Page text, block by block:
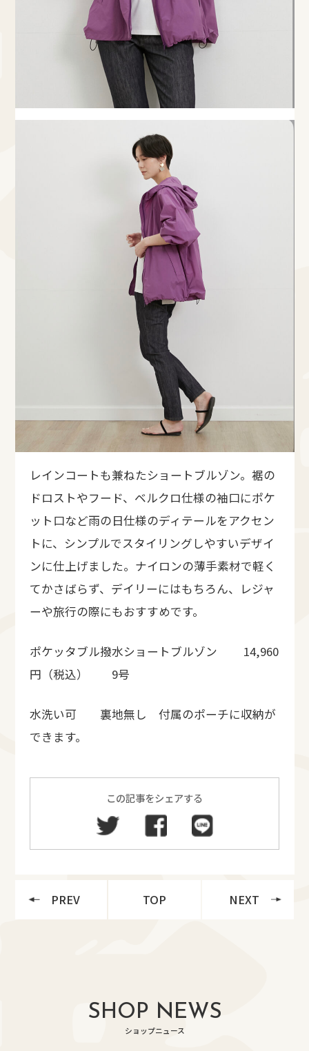
レインコートも兼ねたショートブルゾン。裾の
ドロストやフード、ベルクロ仕様の袖口にポケ
ット口など雨の日仕様のディテールをアクセン
トに、シンプルでスタイリングしやすいデザイ
ンに仕上げました。ナイロンの薄手素材で軽く
てかさばらず、デイリーにはもちろん、レジャ
ーや旅行の際にもおすすめです。
ポケッタブル撥水ショートブルゾン 14,960
円（税込） 9号
水洗い可 裏地無し 付属のポーチに収納が
できます。
この記事をシェアする
PREV TOP NEXT
SHOP NEWS
ショップニュース